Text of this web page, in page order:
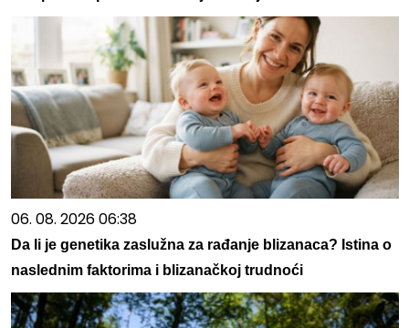
06. 08. 2026 06:38
Da li je genetika zaslužna za rađanje blizanaca? Istina o
naslednim faktorima i blizanačkoj trudnoći